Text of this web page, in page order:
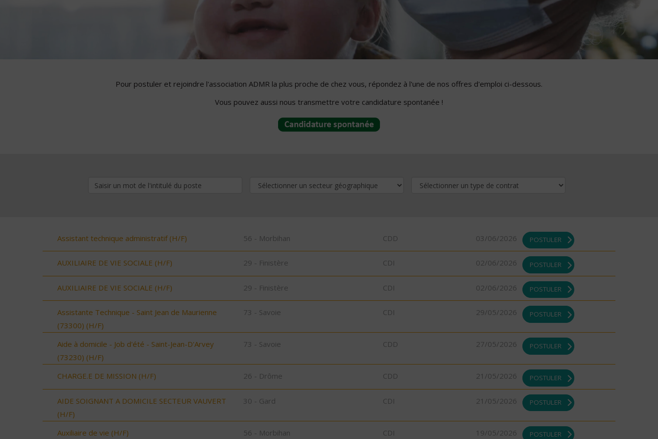
Pour postuler et rejoindre l'association ADMR la plus proche de chez vous, répondez à l'une de nos offres d'emploi ci-dessous.
Vous pouvez aussi nous transmettre votre candidature spontanée !
Assistant technique administratif (H/F) 56 - Morbihan CDD 03/06/2026 POSTULER
AUXILIAIRE DE VIE SOCIALE (H/F) 29 - Finistère CDI 02/06/2026 POSTULER
AUXILIAIRE DE VIE SOCIALE (H/F) 29 - Finistère CDI 02/06/2026 POSTULER
Assistante Technique - Saint Jean de Maurienne
(73300) (H/F)
73 - Savoie CDI 29/05/2026 POSTULER
Aide à domicile - Job d'été - Saint-Jean-D'Arvey
(73230) (H/F)
73 - Savoie CDD 27/05/2026 POSTULER
CHARGE.E DE MISSION (H/F) 26 - Drôme CDD 21/05/2026 POSTULER
AIDE SOIGNANT A DOMICILE SECTEUR VAUVERT
(H/F)
30 - Gard CDI 21/05/2026 POSTULER
Auxiliaire de vie (H/F) 56 - Morbihan CDI 19/05/2026 POSTULER